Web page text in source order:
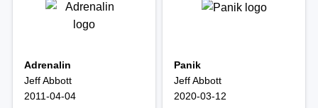
Adrenalin
Jeff Abbott
2011-04-04
Panik
Jeff Abbott
2020-03-12